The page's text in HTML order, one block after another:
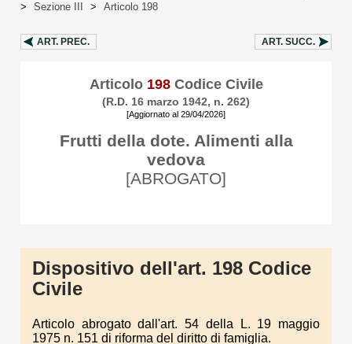
>
Sezione III > Articolo 198
ART. PREC. ART. SUCC.
Articolo 198Codice Civile
(R.D. 16 marzo 1942, n. 262)
[Aggiornato al 29/04/2026]
Frutti della dote. Alimenti alla
vedova
[ABROGATO]
Dispositivo dell'art. 198 Codice
Civile
Articolo abrogato dall'art. 54 della L. 19 maggio
1975 n. 151 di riforma del diritto di famiglia.